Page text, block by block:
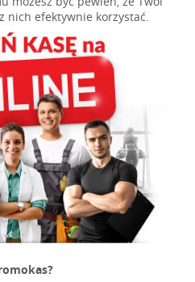
efektywnie korzystać.